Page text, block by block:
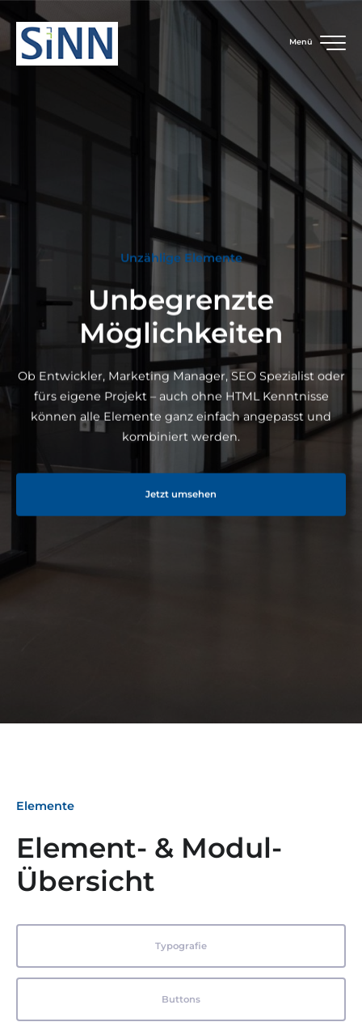
Menü
Unzählige Elemente
Unbegrenzte
Möglichkeiten
Ob Entwickler, Marketing Manager, SEO Spezialist oder
fürs eigene Projekt – auch ohne HTML Kenntnisse
können alle Elemente ganz einfach angepasst und
kombiniert werden.
Jetzt umsehen
Elemente
Element- & Modul-
Übersicht
Typografie
Buttons